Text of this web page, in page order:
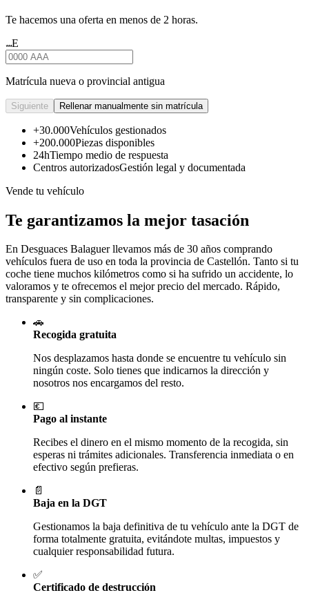
Te hacemos una oferta en menos de 2 horas.
★★★E
Matrícula nueva o provincial antigua
Siguiente Rellenar manualmente sin matrícula
+30.000Vehículos gestionados
+200.000Piezas disponibles
24hTiempo medio de respuesta
Centros autorizadosGestión legal y documentada
Vende tu vehículo
Te garantizamos la mejor tasación
En Desguaces Balaguerllevamos más de 30 años comprando
vehículos fuera de uso en toda la provincia de Castellón. Tanto si tu
coche tiene muchos kilómetros como si ha sufrido un accidente, lo
valoramos y te ofrecemos el mejor precio del mercado. Rápido,
transparente y sin complicaciones.
🚗
Recogida gratuita
Nos desplazamos hasta donde se encuentre tu vehículo sin
ningún coste. Solo tienes que indicarnos la dirección y
nosotros nos encargamos del resto.
💶
Pago al instante
Recibes el dinero en el mismo momento de la recogida, sin
esperas ni trámites adicionales. Transferencia inmediata o en
efectivo según prefieras.
📄
Baja en la DGT
Gestionamos la baja definitiva de tu vehículo ante la DGT de
forma totalmente gratuita, evitándote multas, impuestos y
cualquier responsabilidad futura.
✅
Certificado de destrucción